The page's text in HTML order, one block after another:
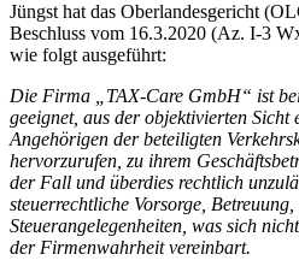
Jüngst hat das Oberlandesgericht
Beschluss vom 16.3.2020 (Az. I-3
wie folgt ausgeführt:
Die Firma „TAX-Care GmbH“ ist
geeignet, aus der objektivierten Sicht
Angehörigen der beteiligten
hervorzurufen, zu ihrem
der Fall und überdies rechtlich
steuerrechtliche Vorsorge,
Steuerangelegenheiten, was sich
der Firmenwahrheit vereinbart.